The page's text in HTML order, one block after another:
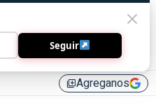
library_addAgreganos
Seguir